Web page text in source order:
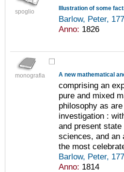
spoglio
Barlow, Peter,
Anno: 1826
monografia A new mathematical
comprising an
pure and mixed
philosophy as
investigation :
and present
sciences, and an
the most
Barlow, Peter,
Anno: 1814